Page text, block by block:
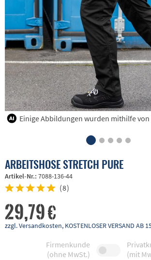
Einige Abbildungen wurden mithilfe von
ARBEITSHOSE STRETCH PURE
Artikel-Nr.: 7088-136-44
(8)
29,79 €
zzgl. Versandkosten, KOSTENLOSER VERSAND AB
Firmenkunde
(ohne MwSt.)
(mit